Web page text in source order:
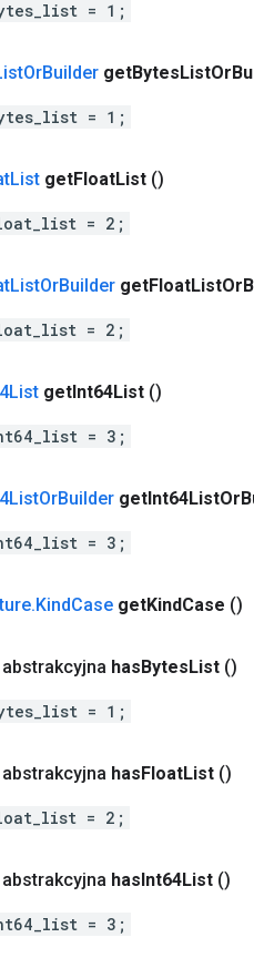
= 1;
OrBuilder getBytesListOr
= 1;
List getFloatList ()
= 2;
ListOrBuilder getFloatListOr
= 2;
getInt64List ()
= 3;
OrBuilder getInt64ListOr
= 3;
.KindCase getKindCase ()
hasBytesList ()
= 1;
hasFloatList ()
= 2;
hasInt64List ()
= 3;